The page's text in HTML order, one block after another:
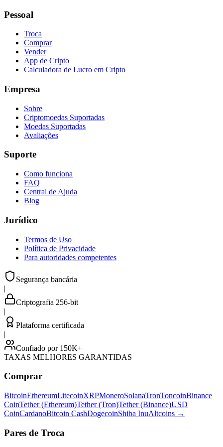
Pessoal
Troca
Comprar
Vender
App de Cripto
Calculadora de Lucro em Cripto
Empresa
Sobre
Criptomoedas Suportadas
Moedas Suportadas
Avaliações
Suporte
Como funciona
FAQ
Central de Ajuda
Blog
Jurídico
Termos de Uso
Política de Privacidade
Para autoridades competentes
Segurança bancária
|
Criptografia 256-bit
|
Plataforma certificada
|
Confiado por 150K+
TAXAS MELHORES GARANTIDAS
Comprar
BitcoinEthereumLitecoinXRPMoneroSolanaTronToncoinBinance
CoinTether (Ethereum)Tether (Tron)Tether (Binance)USD
CoinCardanoBitcoin CashDogecoinShiba InuAltcoins →
Pares de Troca